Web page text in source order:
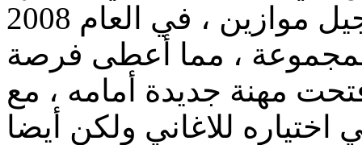
، مما أعطى فرصة
مهنة جديدة أمامه ، مع
للاغاني ولكن أيضا